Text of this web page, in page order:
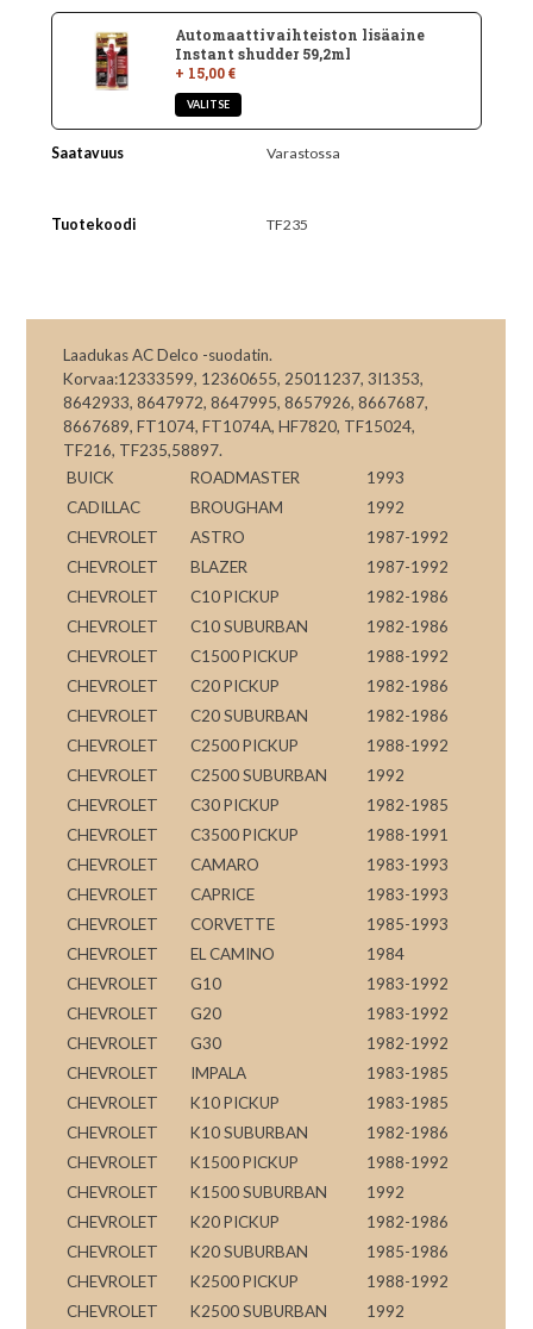
Automaattivaihteiston lisäaine
Instant shudder 59,2ml
+ 15,00 €
Saatavuus Varastossa
Tuotekoodi TF235
Laadukas AC Delco -suodatin.
Korvaa:12333599, 12360655, 25011237, 3I1353,
8642933, 8647972, 8647995, 8657926, 8667687,
8667689, FT1074, FT1074A, HF7820, TF15024,
TF216, TF235,58897.
BUICK
ROADMASTER
1993
CADILLAC
BROUGHAM
1992
CHEVROLET
ASTRO
1987-1992
CHEVROLET
BLAZER
1987-1992
CHEVROLET
C10 PICKUP
1982-1986
CHEVROLET
C10 SUBURBAN
1982-1986
CHEVROLET
C1500 PICKUP
1988-1992
CHEVROLET
C20 PICKUP
1982-1986
CHEVROLET
C20 SUBURBAN
1982-1986
CHEVROLET
C2500 PICKUP
1988-1992
CHEVROLET
C2500 SUBURBAN
1992
CHEVROLET
C30 PICKUP
1982-1985
CHEVROLET
C3500 PICKUP
1988-1991
CHEVROLET
CAMARO
1983-1993
CHEVROLET
CAPRICE
1983-1993
CHEVROLET
CORVETTE
1985-1993
CHEVROLET
EL CAMINO
1984
CHEVROLET
G10
1983-1992
CHEVROLET
G20
1983-1992
CHEVROLET
G30
1982-1992
CHEVROLET
IMPALA
1983-1985
CHEVROLET
K10 PICKUP
1983-1985
CHEVROLET
K10 SUBURBAN
1982-1986
CHEVROLET
K1500 PICKUP
1988-1992
CHEVROLET
K1500 SUBURBAN
1992
CHEVROLET
K20 PICKUP
1982-1986
CHEVROLET
K20 SUBURBAN
1985-1986
CHEVROLET
K2500 PICKUP
1988-1992
CHEVROLET
K2500 SUBURBAN
1992